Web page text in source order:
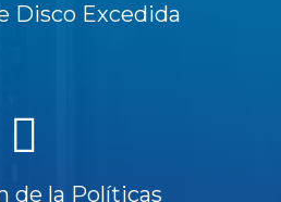
Disco Excedida
de la Políticas